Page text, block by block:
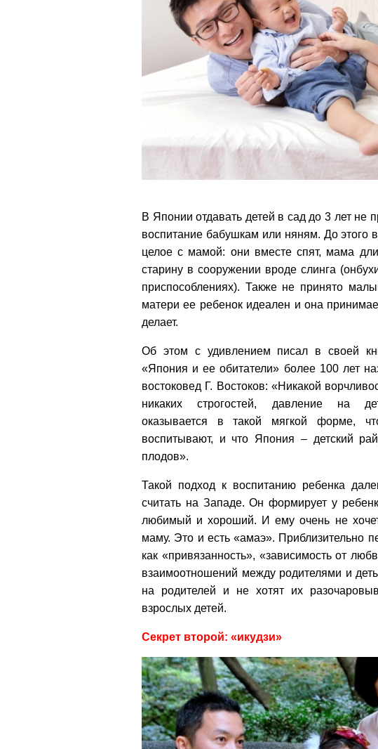
В Японии отдавать детей в сад до 3 лет не
воспитание бабушкам или няням. До этого
целое с мамой: они вместе спят, мама
старину в сооружении вроде слинга
приспособлениях). Также не принято
матери ее ребенок идеален и она
делает.
Об этом с удивлением писал в своей
«Япония и ее обитатели» более 100 лет
востоковед Г. Востоков: «Никакой
никаких строгостей, давление на
оказывается в такой мягкой форме,
воспитывают, и что Япония – детский
плодов».
Такой подход к воспитанию ребенка
считать на Западе. Он формирует у
любимый и хороший. И ему очень не
маму. Это и есть «амаэ». Приблизительно
как «привязанность», «зависимость от
взаимоотношений между родителями и
на родителей и не хотят их
взрослых детей.
Секрет второй: «икудзи»